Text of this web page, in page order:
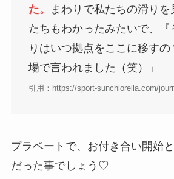
た。
まわりで私たちの滑りを
たちもわかったみたいで、『
りはいつ拠点をここに移す
場で言われました（笑）」
引用：https://sport-sunchlorella.com/
プラベートで、お付き合い開始
だった事でしょう♡